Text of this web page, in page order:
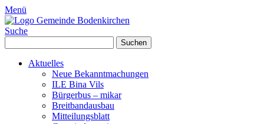
Menü
Suche
nach:
Aktuelles
Neue Bekanntmachungen
ILE Bina Vils
Bürgerbus – mikar
Breitbandausbau
Mitteilungsblatt